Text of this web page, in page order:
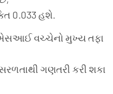
0.033 હશે.
વચ્ચેનો મુખ્ય તફા
ગણતરી કરી શકા